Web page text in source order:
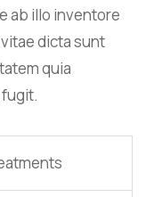
ab illo inventore
dicta sunt
quia